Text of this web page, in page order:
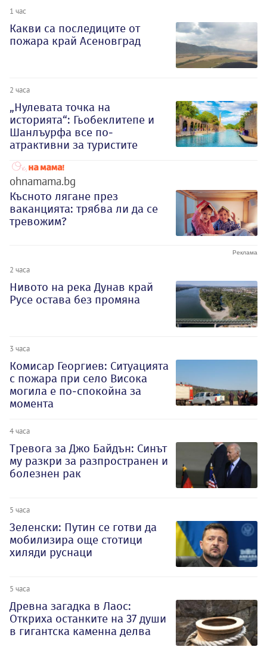
1 час
Какви са последиците от
пожара край Асеновград
2 часа
„Нулевата точка на
историята“: Гьобеклитепе и
Шанлъурфа все по-
атрактивни за туристите
ohnamama.bg
Късното лягане през
ваканцията: трябва ли да се
тревожим?
2 часа
Нивото на река Дунав край
Русе остава без промяна
3 часа
Комисар Георгиев: Ситуацията
с пожара при село Висока
могила е по-спокойна за
момента
4 часа
Тревога за Джо Байдън: Синът
му разкри за разпространен и
болезнен рак
5 часа
Зеленски: Путин се готви да
мобилизира още стотици
хиляди руснаци
5 часа
Древна загадка в Лаос:
Откриха останките на 37 души
в гигантска каменна делва